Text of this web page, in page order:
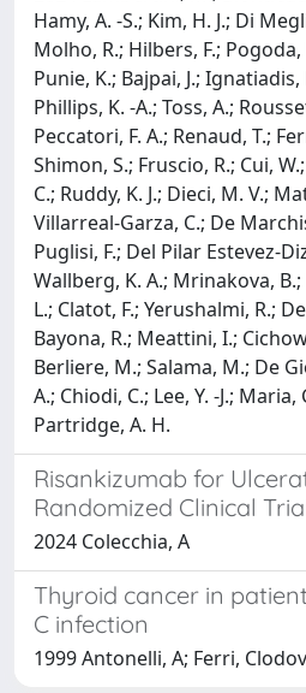
Hamy, A. -S.; Kim, H. J.; Di
Molho, R.; Hilbers, F.; Pogoda,
Punie, K.; Bajpai, J.;
Phillips, K. -A.; Toss, A.;
Peccatori, F. A.; Renaud, T.;
Shimon, S.; Fruscio, R.; Cui,
C.; Ruddy, K. J.; Dieci, M. V.;
Villarreal-Garza, C.; De
Puglisi, F.; Del Pilar Estevez-
Wallberg, K. A.; Mrinakova,
L.; Clatot, F.; Yerushalmi, R.;
Bayona, R.; Meattini, I.;
Berliere, M.; Salama, M.; De
A.; Chiodi, C.; Lee, Y. -J.;
Partridge, A. H.
Risankizumab for
Randomized Clinical
2024 Colecchia, A
Thyroid cancer in
C infection
1999 Antonelli, A; Ferri,